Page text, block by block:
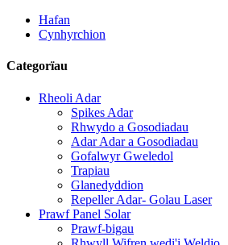
Hafan
Cynhyrchion
Categorïau
Rheoli Adar
Spikes Adar
Rhwydo a Gosodiadau
Adar Adar a Gosodiadau
Gofalwyr Gweledol
Trapiau
Glanedyddion
Repeller Adar- Golau Laser
Prawf Panel Solar
Prawf-bigau